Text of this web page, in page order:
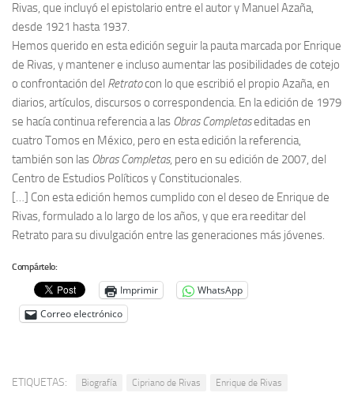
Rivas, que incluyó el epistolario entre el autor y Manuel Azaña,
desde 1921 hasta 1937.
Hemos querido en esta edición seguir la pauta marcada por Enrique
de Rivas, y mantener e incluso aumentar las posibilidades de cotejo
o confrontación del Retratocon lo que escribió el propio Azaña, en
diarios, artículos, discursos o correspondencia. En la edición de 1979
se hacía continua referencia a las Obras Completaseditadas en
cuatro Tomos en México, pero en esta edición la referencia,
también son las Obras Completas, pero en su edición de 2007, del
Centro de Estudios Políticos y Constitucionales.
[…] Con esta edición hemos cumplido con el deseo de Enrique de
Rivas, formulado a lo largo de los años, y que era reeditar del
Retrato para su divulgación entre las generaciones más jóvenes.
Compártelo:
Imprimir
WhatsApp
Correo electrónico
ETIQUETAS: Biografía Cipriano de Rivas
Enrique de Rivas